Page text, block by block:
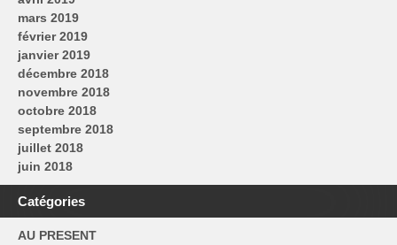
mars 2019
février 2019
janvier 2019
décembre 2018
novembre 2018
octobre 2018
septembre 2018
juillet 2018
juin 2018
Catégories
AU PRESENT